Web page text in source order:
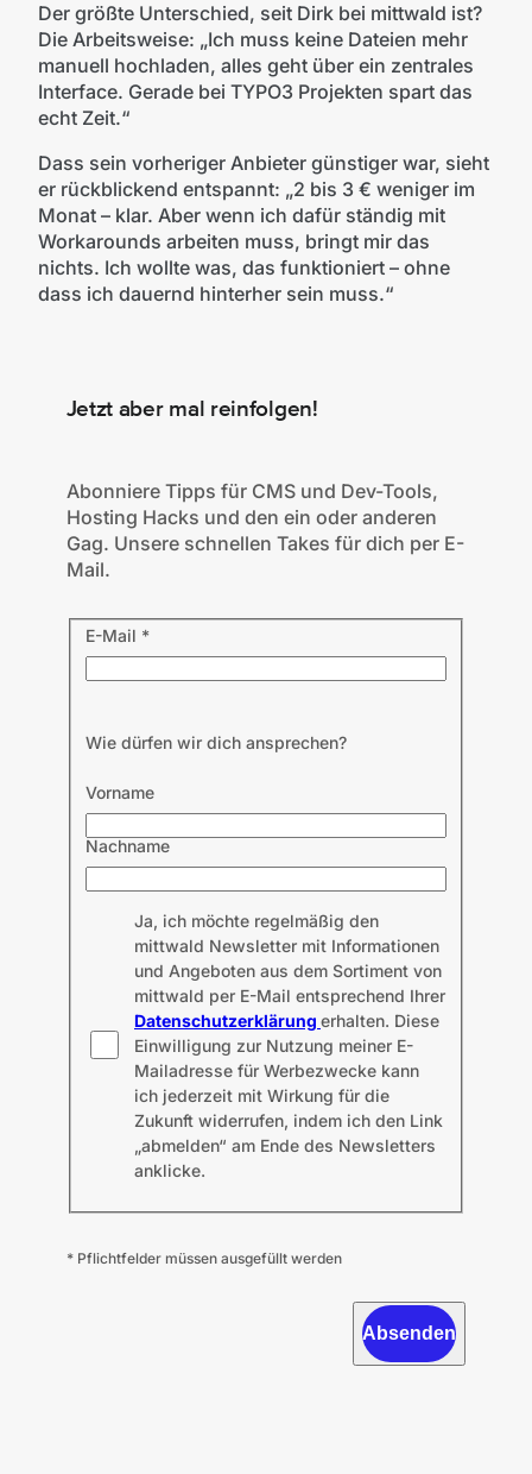
Der größte Unterschied, seit Dirk bei mittwald ist?
Die Arbeitsweise: „Ich muss keine Dateien mehr
manuell hochladen, alles geht über ein zentrales
Interface. Gerade bei TYPO3 Projekten spart das
echt Zeit.“
Dass sein vorheriger Anbieter günstiger war, sieht
er rückblickend entspannt: „2 bis 3 € weniger im
Monat – klar. Aber wenn ich dafür ständig mit
Workarounds arbeiten muss, bringt mir das
nichts. Ich wollte was, das funktioniert – ohne
dass ich dauernd hinterher sein muss.“
Jetzt aber mal reinfolgen!
Abonniere Tipps für CMS und Dev-Tools,
Hosting Hacks und den ein oder anderen
Gag. Unsere schnellen Takes für dich per E-
Mail.
E-Mail *
Wie dürfen wir dich ansprechen?
Vorname
Nachname
Ja, ich möchte regelmäßig den
mittwald Newsletter mit Informationen
und Angeboten aus dem Sortiment von
mittwald per E-Mail entsprechend Ihrer
Datenschutzerklärung erhalten. Diese
Einwilligung zur Nutzung meiner E-
Mailadresse für Werbezwecke kann
ich jederzeit mit Wirkung für die
Zukunft widerrufen, indem ich den Link
„abmelden“ am Ende des Newsletters
anklicke.
* Pflichtfelder müssen ausgefüllt werden
Absenden